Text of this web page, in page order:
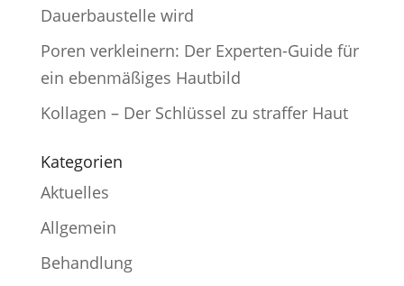
Dauerbaustelle wird
Poren verkleinern: Der Experten-Guide für
ein ebenmäßiges Hautbild
Kollagen – Der Schlüssel zu straffer Haut
Kategorien
Aktuelles
Allgemein
Behandlung